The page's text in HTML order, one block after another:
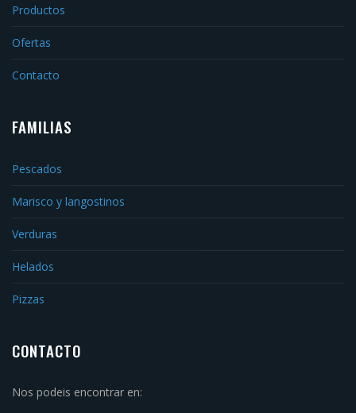
Productos
Ofertas
Contacto
FAMILIAS
Pescados
Marisco y langostinos
Verduras
Helados
Pizzas
CONTACTO
Nos podeis encontrar en: